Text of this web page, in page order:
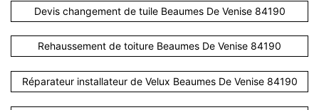
Devis changement de tuile Beaumes De Venise 84190
Rehaussement de toiture Beaumes De Venise 84190
Réparateur installateur de Velux Beaumes De Venise 84190